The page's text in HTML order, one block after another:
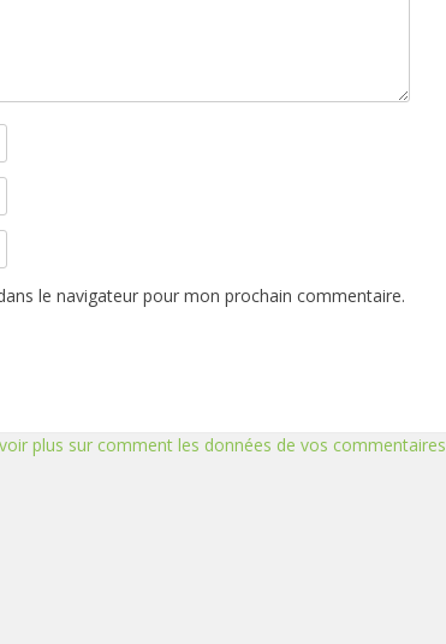
le navigateur pour mon prochain commentaire.
plus sur comment les données de vos commentaires